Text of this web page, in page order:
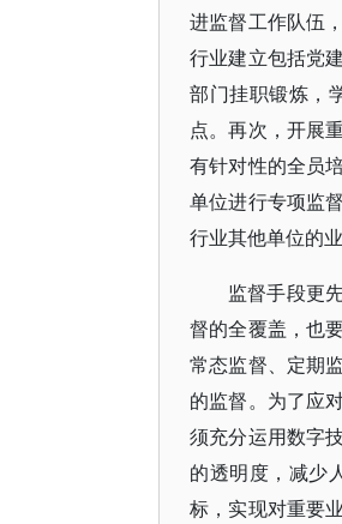
进监督工作队伍
行业建立包括党
部门挂职锻炼，
点。再次，开展
有针对性的全员
单位进行专项监
行业其他单位的
监督手段更
督的全覆盖，也
常态监督、定期
的监督。为了应
须充分运用数字
的透明度，减少
标，实现对重要